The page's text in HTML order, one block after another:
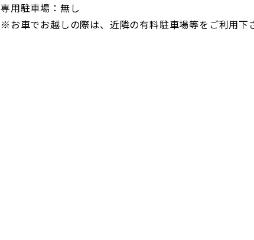
専用駐車場：無し
※お車でお越しの際は、近隣の有料駐車場等をご利用下